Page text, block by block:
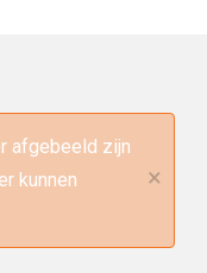
afgebeeld zijn
kunnen
×